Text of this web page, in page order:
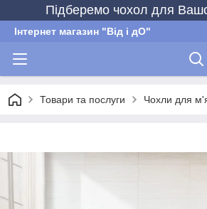
Підберемо чохол для
Інтернет магазин "Від і дО"
Товари та послуги Чохли для